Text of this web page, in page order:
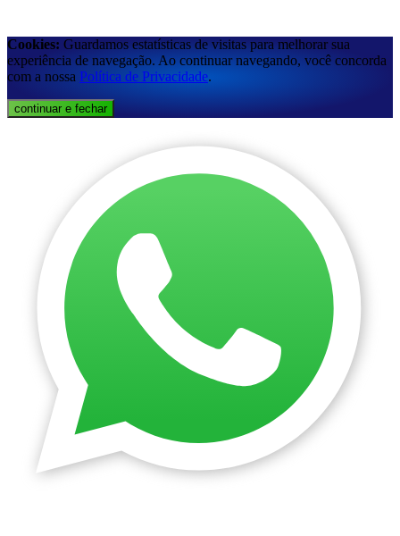
Cookies: Guardamos estatísticas de visitas para melhorar sua
experiência de navegação. Ao continuar navegando, você concorda
com a nossa Política de Privacidade.
continuar e fechar